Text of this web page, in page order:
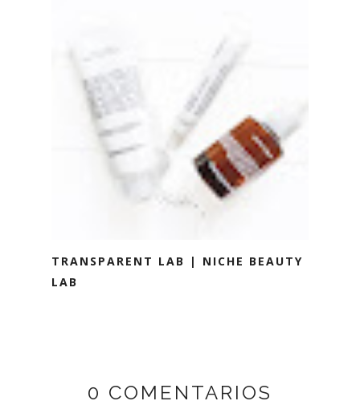
TRANSPARENT LAB | NICHE BEAUTY
LAB
0 COMENTARIOS